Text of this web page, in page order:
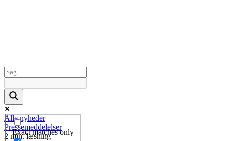
Exact matches only
Alle nyheder
Pressemeddelelser
2 min. læsning